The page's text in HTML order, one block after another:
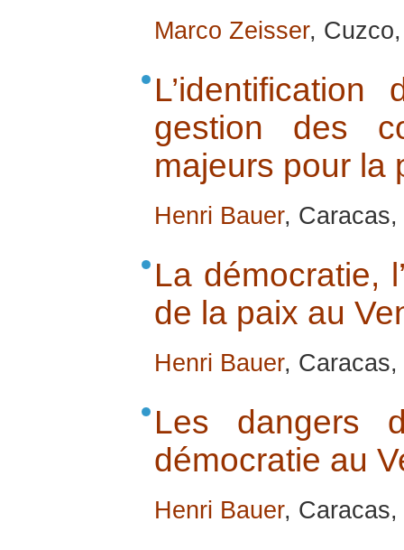
Marco Zeisser,
gestion des
majeurs pour la
Henri Bauer, Caracas,
La démocratie,
de la paix au
Henri Bauer, Caracas,
Les dangers
démocratie au
Henri Bauer, Caracas,